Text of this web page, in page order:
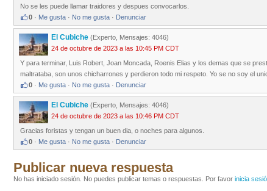
No se les puede llamar traidores y despues convocarlos.
0 · Me gusta · No me gusta · Denunciar
El Cubiche (Experto, Mensajes: 4046)
24 de octubre de 2023 a las 10:45 PM CDT
Y para terminar, Luis Robert, Joan Moncada, Roenis Elias y los demas que se
maltrataba, son unos chicharrones y perdieron todo mi respeto. Yo se no soy el
0 · Me gusta · No me gusta · Denunciar
El Cubiche (Experto, Mensajes: 4046)
24 de octubre de 2023 a las 10:46 PM CDT
Gracias foristas y tengan un buen dia, o noches para algunos.
0 · Me gusta · No me gusta · Denunciar
Publicar nueva respuesta
No has iniciado sesión. No puedes publicar temas o respuestas. Por favor inicia